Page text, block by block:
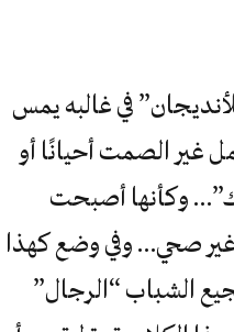
في غالبه يمس
غير الصمت أحيانًا أو
وكأنها أصبحت
صحي… وفي وضع كهذا
الشباب “الرجال”